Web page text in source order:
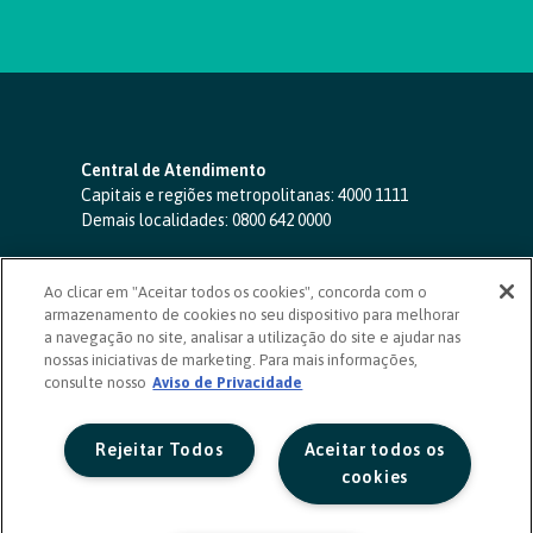
Central de Atendimento
Capitais e regiões metropolitanas: 4000 1111
Demais localidades: 0800 642 0000
SAC 24 horas-0800 724 4420
Ouvidoria
0800 725 0996
(de segunda a sexta, das 8h às 20h)
ouvidoriasicoob.com.br
Deficientes auditivos ou de fala
Ao clicar em "Aceitar todos os cookies", concorda com o
armazenamento de cookies no seu dispositivo para melhorar
a navegação no site, analisar a utilização do site e ajudar nas
nossas iniciativas de marketing. Para mais informações,
consulte nosso Aviso de Privacidade
Aceitar todos os
cookies
Rejeitar Todos